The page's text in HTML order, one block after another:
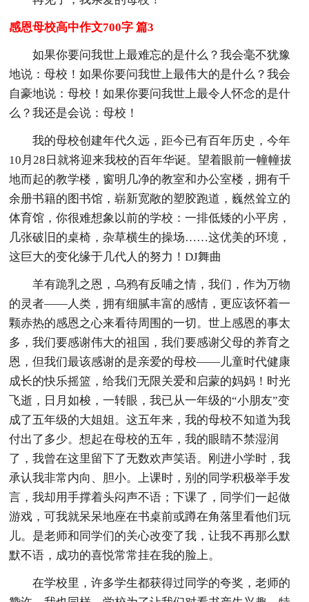
感恩母校高中作文700字 篇3
如果你要问我世上最难忘的是什么？我会毫不犹豫
地说：母校！如果你要问我世上最伟大的是什么？我会
自豪地说：母校！如果你要问我世上最令人怀念的是什
么？我还是会说：母校！
我的母校创建年代久远，距今已有百年历史，今年
10月28日就将迎来我校的百年华诞。望着眼前一幢幢拔
地而起的教学楼，窗明几净的教室和办公室楼，拥有千
余册书籍的图书馆，崭新宽敞的塑胶跑道，巍然耸立的
体育馆，你很难想象以前的学校：一排低矮的小平房，
几张破旧的桌椅，杂草横生的操场……这优美的环境，
这巨大的变化缘于几代人的努力！DJ舞曲
羊有跪乳之恩，乌鸦有反哺之情，我们，作为万物
的灵者——人类，拥有细腻丰富的感情，更应该怀着一
颗赤热的感恩之心来看待周围的一切。世上感恩的事太
多，我们要感谢伟大的祖国，我们要感谢父母的养育之
恩，但我们最该感谢的是亲爱的母校——儿童时代健康
成长的快乐摇篮，给我们无限关爱和启蒙的妈妈！时光
飞逝，日月如梭，一转眼，我已从一年级的“小朋友”变
成了五年级的大姐姐。这五年来，我的母校不知道为我
付出了多少。想起在母校的五年，我的眼睛不禁湿润
了，我曾在这里留下了无数欢声笑语。刚进小学时，我
承认我非常内向、胆小。上课时，别的同学积极举手发
言，我却用手撑着头闷声不语；下课了，同学们一起做
游戏，可我就呆呆地座在书桌前或蹲在角落里看他们玩
儿。是老师和同学们的关心改变了我，让我不再那么默
默不语，成功的喜悦常常挂在我的脸上。
在学校里，许多学生都获得过同学的夸奖，老师的